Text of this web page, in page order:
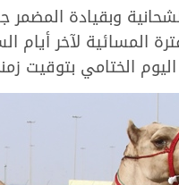
وبقيادة المضمر
دقيقة، وهو التوقيت الأفضل خلال منافسات